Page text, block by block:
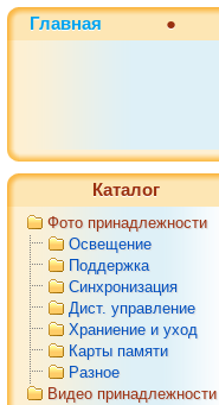
Главная ●
Каталог
Фото принадлежности
Освещение
Поддержка
Синхронизация
Дист. управление
Храниение и уход
Карты памяти
Разное
Видео принадлежности